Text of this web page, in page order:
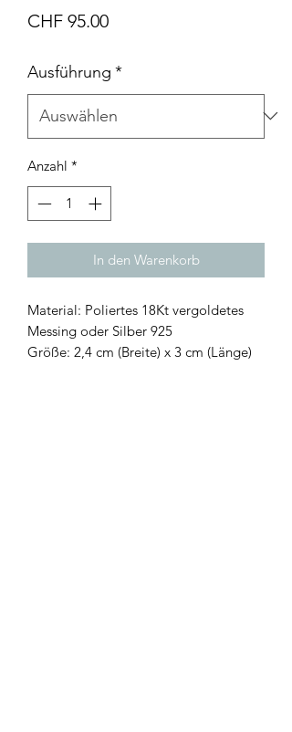
CHF 95.00Preis
Ausführung *
Anzahl *
In den Warenkorb
Material: Poliertes 18Kt vergoldetes
Messing oder Silber 925
Größe: 2,4 cm (Breite) x 3 cm (Länge)